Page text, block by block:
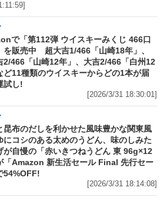
で「第112弾 ウイスキーみくじ 466口
を販売中 超大吉1/466「山崎18年」、
2/466「山崎12年」、大吉2/466「白州12
ど11種類のウイスキーからどの1本が届
試し!
[2026/3/31 18:30:01]
昆布のだしを利かせた風味豊かな関東風
にコシのある太めのうどん、味のしみた
が自慢の「赤いきつねうどん 東 96g×12
「Amazon 新生活セール Final 先行セー
54%OFF!
[2026/3/31 18:14:08]